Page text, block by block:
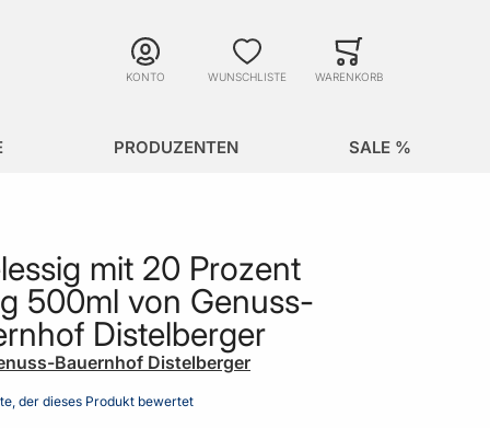
KONTO WUNSCHLISTE WARENKORB
PRODUZENTEN SALE %
mit 20 Prozent
500ml von Genuss-
Distelberger
Bauernhof Distelberger
der dieses Produkt bewertet